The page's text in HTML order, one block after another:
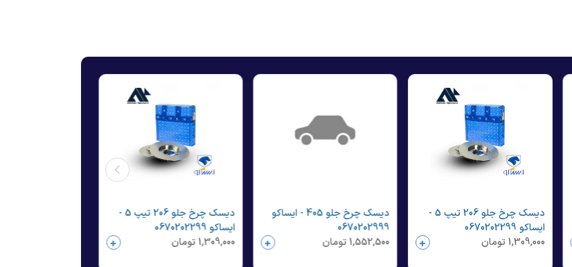
دیسک چرخ جلو 206 تیپ 5 -
ایساکو 0670202299
1,309,000 تومان
دیسک چرخ جلو 405 - ایساکو
0670202999
1,552,500 تومان
دیسک چرخ جلو 206 تیپ 5 -
ایساکو 0670202299
1,309,000 تومان